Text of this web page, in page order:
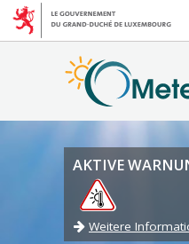
AKTIVE
Weitere